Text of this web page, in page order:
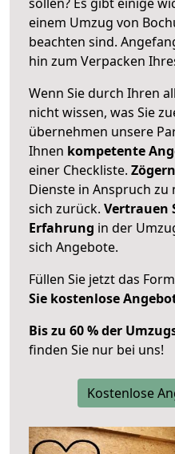
einem Umzug von
beachten sind.
hin zum Verpacken
Wenn Sie durch Ihren
nicht wissen, was Sie
übernehmen unsere
Ihnen kompetente
einer Checkliste.
Dienste in Anspruch zu
sich zurück. Vertrauen
Erfahrung in der
sich Angebote.
Füllen Sie jetzt das
Sie kostenlose
Bis zu 60 % der
finden Sie nur bei uns!
Kostenlose